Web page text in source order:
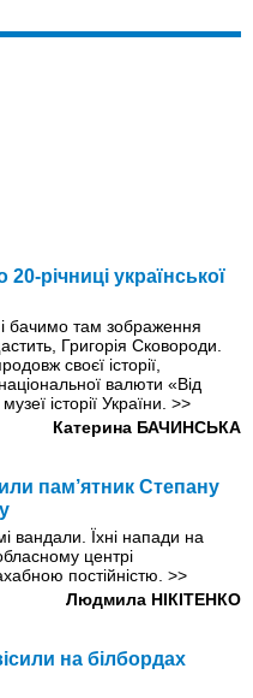
річниці української
бачимо там зображення
Григорія Сковороди.
своєї історії,
валюти «Від
історії України. >>
Катерина БАЧИНСЬКА
пам’ятник Степану
вандали. Їхні напади на
центрі
постійністю. >>
Людмила НІКІТЕНКО
на білбордах